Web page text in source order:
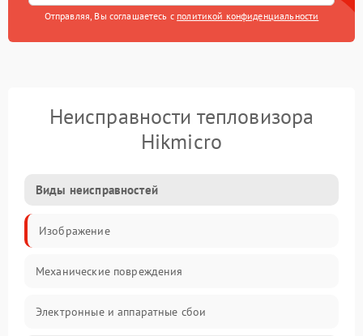
Отправляя, Вы соглашаетесь с политикой конфиденциальности
Неисправности тепловизора
Hikmicro
Виды неисправностей
Изображение
Механические повреждения
Электронные и аппаратные сбои